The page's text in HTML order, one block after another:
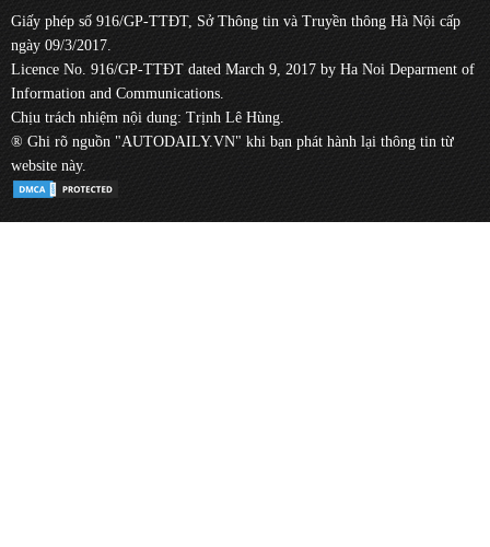
Giấy phép số 916/GP-TTĐT, Sở Thông tin và Truyền thông Hà Nội cấp
ngày 09/3/2017.
Licence No. 916/GP-TTĐT dated March 9, 2017 by Ha Noi Deparment of
Information and Communications.
Chịu trách nhiệm nội dung: Trịnh Lê Hùng.
® Ghi rõ nguồn "AUTODAILY.VN" khi bạn phát hành lại thông tin từ
website này.